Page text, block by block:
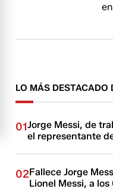
LO MÁS DESTACADO
01Jorge Messi, de
el representante
02Fallece Jorge
Lionel Messi, a